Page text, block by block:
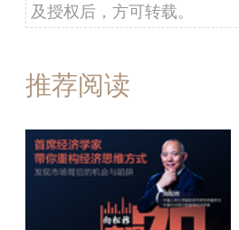
及授权后，方可转载。
推荐阅读